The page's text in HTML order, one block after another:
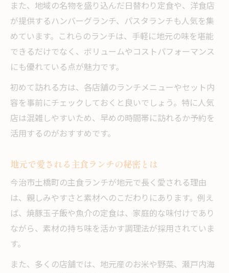
また、地域の名物を盛り込んだ日替わり定食や、洋食店
が提供するハンバーグランチ、パスタランチも人気を集
めています。これらのランチは、手軽に地元の味を堪能
できるだけでなく、ボリュームやコストパフォーマンス
にも優れている点が魅力です。
初めて訪れる方は、各店舗のランチメニューやセット内
容を事前にチェックしておくと良いでしょう。特に人気
店は混雑しやすいため、早めの時間帯に訪れるか予約を
活用するのがおすすめです。
地元で愛される主食ランチの秘密とは
今治市土橋町の主食ランチが地元で長く愛される理由
は、親しみやすさと素材へのこだわりにあります。例え
ば、焼豚玉子飯や魚介の定食は、家庭的な味付けであり
ながら、素材の持ち味を活かす調理法が採用されていま
す。
また、多くの店舗では、地元産のお米や野菜、瀬戸内海